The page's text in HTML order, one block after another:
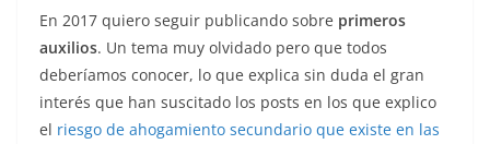
En 2017 quiero seguir publicando sobre primeros
auxilios. Un tema muy olvidado pero que todos
deberíamos conocer, lo que explica sin duda el gran
interés que han suscitado los posts en los que explico
el riesgo de ahogamiento secundario que existe en las